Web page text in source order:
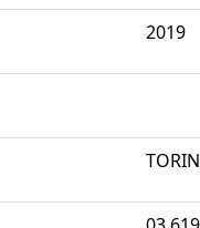
2019